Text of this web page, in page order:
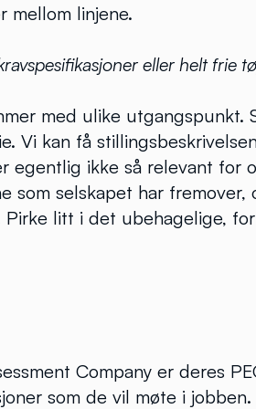
mellom linjene.
eller helt frie
med ulike utgangspunkt.
Vi kan få
egentlig ikke så relevant for
som selskapet har
Pirke litt i det ubehagelige,
Company er deres
som de vil møte i